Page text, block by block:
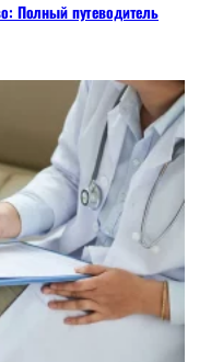
Полный путеводитель